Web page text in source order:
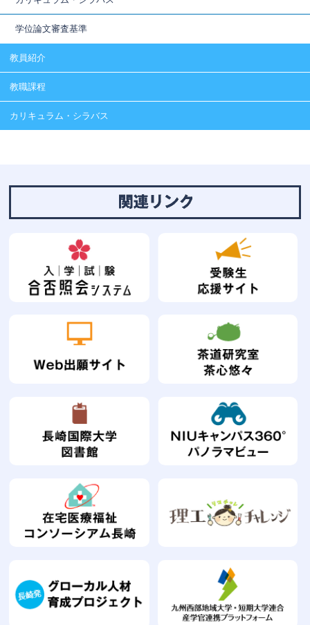
学位論文審査基準
教員紹介
教職課程
カリキュラム・シラバス